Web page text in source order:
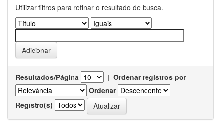
Utilizar filtros para refinar o resultado de busca.
Resultados/Página | Ordenar registros por
Ordenar
Registro(s)